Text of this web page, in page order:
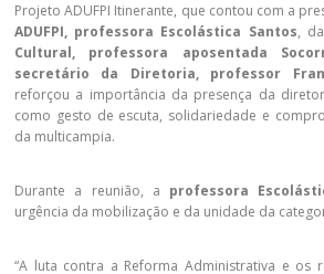
Projeto ADUFPI Itinerante, que contou com a
ADUFPI, professora Escolástica Santos, da
Cultural, professora aposentada
secretário da Diretoria, professor
reforçou a importância da presença da
como gesto de escuta, solidariedade e
da multicampia.
Durante a reunião, a professora
urgência da mobilização e da unidade da
“A luta contra a Reforma Administrativa e os